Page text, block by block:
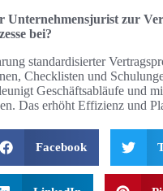
Unternehmensjurist zur
bei?
standardisierter
Checklisten und
Geschäftsabläufe und
Das erhöht Effizienz und
Facebook